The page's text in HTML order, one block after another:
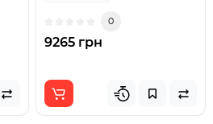
0
9265 грн